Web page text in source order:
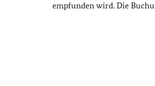
empfunden wird. Die